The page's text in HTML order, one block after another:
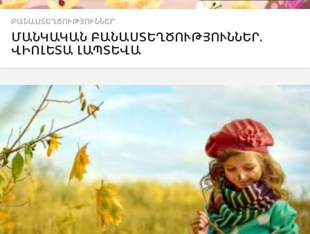
ԲԱՆԱՍՏԵՂԾՈՒԹՅՈՒՆՆԵՐ
ՄԱՆԿԱԿԱՆ ԲԱՆԱՍՏԵՂԾՈՒԹՅՈՒՆՆԵՐ.
ՎԻՈԼԵՏԱ ԼԱՊՏԵՎԱ